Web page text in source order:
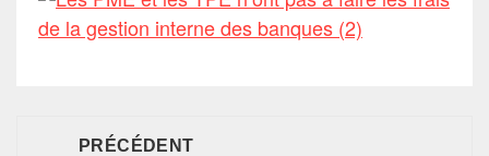
PRÉCÉDENT